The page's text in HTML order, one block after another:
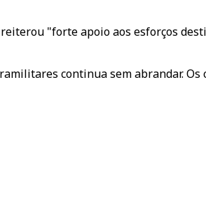
"forte apoio aos esforços
continua sem abrandar.